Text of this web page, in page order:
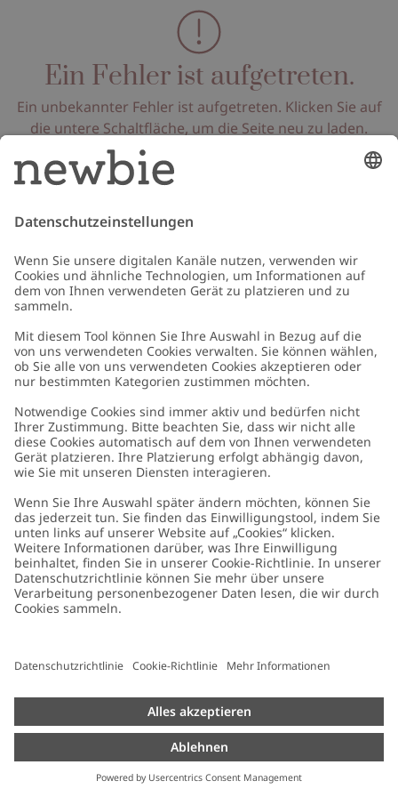
Ein Fehler ist aufgetreten.
Ein unbekannter Fehler ist aufgetreten. Klicken Sie auf
die untere Schaltfläche, um die Seite neu zu laden.
Seite neu laden